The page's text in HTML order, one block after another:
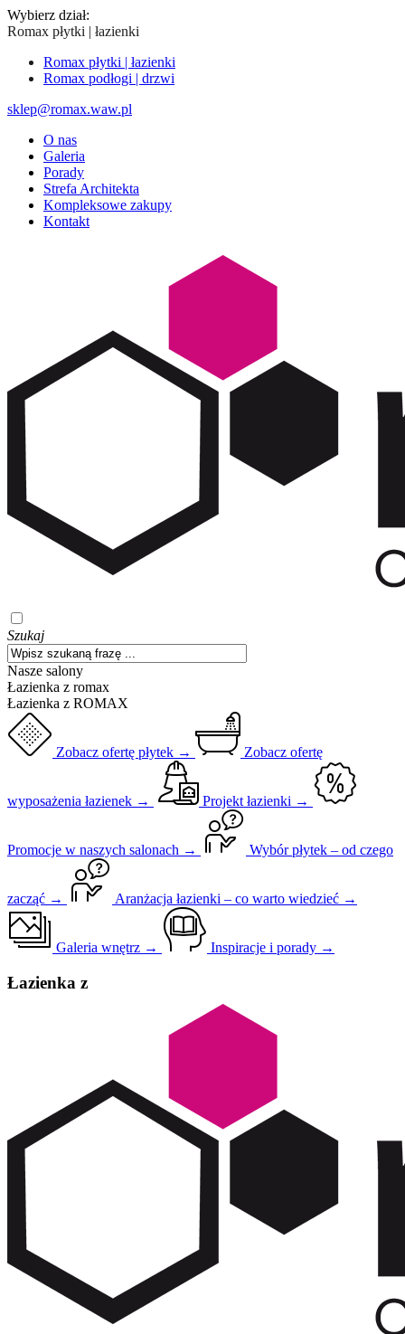
Wybierz dział:
Romax płytki | łazienki
Romax płytki | łazienki
Romax podłogi | drzwi
sklep@romax.waw.pl
O nas
Galeria
Porady
Strefa Architekta
Kompleksowe zakupy
Kontakt
Szukaj
Nasze salony
Łazienka z romax
Łazienka z ROMAX
Zobacz ofertę płytek → Zobacz ofertę
wyposażenia łazienek → Projekt łazienki →
Promocje w naszych salonach → Wybór płytek – od czego
zacząć → Aranżacja łazienki – co warto wiedzieć →
Galeria wnętrz → Inspiracje i porady →
Łazienka z